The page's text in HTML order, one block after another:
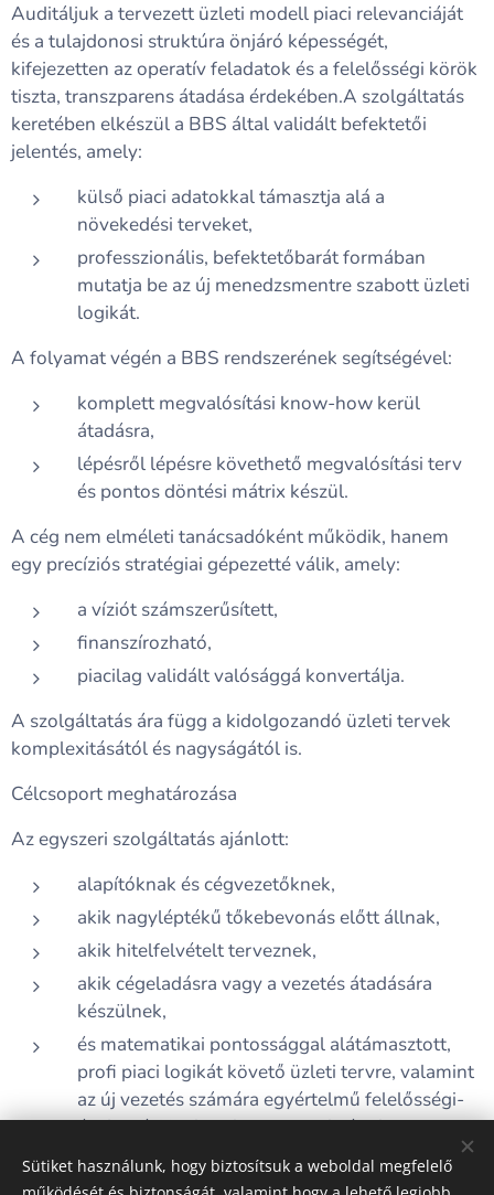
Auditáljuk a tervezett üzleti modell piaci relevanciáját
és a tulajdonosi struktúra önjáró képességét,
kifejezetten az operatív feladatok és a felelősségi körök
tiszta, transzparens átadása érdekében.A szolgáltatás
keretében elkészül a BBS által validált befektetői
jelentés, amely:
külső piaci adatokkal támasztja alá a
növekedési terveket,
professzionális, befektetőbarát formában
mutatja be az új menedzsmentre szabott üzleti
logikát.
A folyamat végén a BBS rendszerének segítségével:
komplett megvalósítási know-how kerül
átadásra,
lépésről lépésre követhető megvalósítási terv
és pontos döntési mátrix készül.
A cég nem elméleti tanácsadóként működik, hanem
egy precíziós stratégiai gépezetté válik, amely:
a víziót számszerűsített,
finanszírozható,
piacilag validált valósággá konvertálja.
A szolgáltatás ára függ a kidolgozandó üzleti tervek
komplexitásától és nagyságától is.
Célcsoport meghatározása
Az egyszeri szolgáltatás ajánlott:
alapítóknak és cégvezetőknek,
akik nagyléptékű tőkebevonás előtt állnak,
akik hitelfelvételt terveznek,
akik cégeladásra vagy a vezetés átadására
készülnek,
és matematikai pontossággal alátámasztott,
profi piaci logikát követő üzleti tervre, valamint
az új vezetés számára egyértelmű felelősségi-
és döntési jogkörökre van szükségük.
Sütiket használunk, hogy biztosítsuk a weboldal megfelelő